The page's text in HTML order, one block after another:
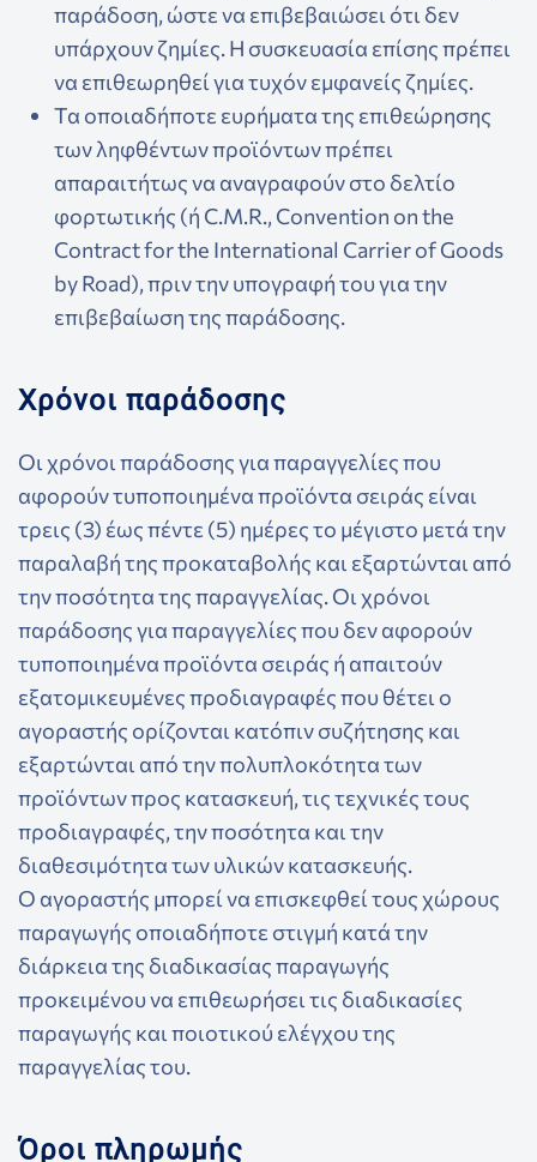
παράδοση, ώστε να επιβεβαιώσει ότι δεν
υπάρχουν ζημίες. Η συσκευασία επίσης πρέπει
να επιθεωρηθεί για τυχόν εμφανείς ζημίες.
Τα οποιαδήποτε ευρήματα της επιθεώρησης
των ληφθέντων προϊόντων πρέπει
απαραιτήτως να αναγραφούν στο δελτίο
φορτωτικής (ή C.M.R., Convention on the
Contract for the International Carrier of Goods
by Road), πριν την υπογραφή του για την
επιβεβαίωση της παράδοσης.
Χρόνοι παράδοσης
Οι χρόνοι παράδοσης για παραγγελίες που
αφορούν τυποποιημένα προϊόντα σειράς είναι
τρεις (3) έως πέντε (5) ημέρες το μέγιστο μετά την
παραλαβή της προκαταβολής και εξαρτώνται από
την ποσότητα της παραγγελίας. Οι χρόνοι
παράδοσης για παραγγελίες που δεν αφορούν
τυποποιημένα προϊόντα σειράς ή απαιτούν
εξατομικευμένες προδιαγραφές που θέτει ο
αγοραστής ορίζονται κατόπιν συζήτησης και
εξαρτώνται από την πολυπλοκότητα των
προϊόντων προς κατασκευή, τις τεχνικές τους
προδιαγραφές, την ποσότητα και την
διαθεσιμότητα των υλικών κατασκευής.
Ο αγοραστής μπορεί να επισκεφθεί τους χώρους
παραγωγής οποιαδήποτε στιγμή κατά την
διάρκεια της διαδικασίας παραγωγής
προκειμένου να επιθεωρήσει τις διαδικασίες
παραγωγής και ποιοτικού ελέγχου της
παραγγελίας του.
Όροι πληρωμής